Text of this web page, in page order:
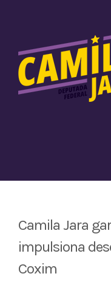
conteúdo
Camila Jara
impulsiona
Coxim